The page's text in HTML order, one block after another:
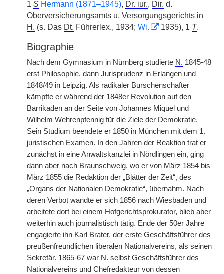
1 S Hermann (1871–1945), Dr. iur., Dir. d.
Oberversicherungsamts u. Versorgungsgerichts in
H. (s. Das Dt. Führerlex., 1934; Wi. 1935), 1 T.
Biographie
Nach dem Gymnasium in Nürnberg studierte N. 1845-48
erst Philosophie, dann Jurisprudenz in Erlangen und
1848/49 in Leipzig. Als radikaler Burschenschafter
kämpfte er während der 1848er Revolution auf den
Barrikaden an der Seite von Johannes Miquel und
Wilhelm Wehrenpfennig für die Ziele der Demokratie.
Sein Studium beendete er 1850 in München mit dem 1.
juristischen Examen. In den Jahren der Reaktion trat er
zunächst in eine Anwaltskanzlei in Nördlingen ein, ging
dann aber nach Braunschweig, wo er von März 1854 bis
März 1855 die Redaktion der „Blätter der Zeit“, des
„Organs der Nationalen Demokratie“, übernahm. Nach
deren Verbot wandte er sich 1856 nach Wiesbaden und
arbeitete dort bei einem Hofgerichtsprokurator, blieb aber
weiterhin auch journalistisch tätig. Ende der 50er Jahre
engagierte ihn Karl Brater, der erste Geschäftsführer des
preußenfreundlichen liberalen Nationalvereins, als seinen
Sekretär. 1865-67 war N. selbst Geschäftsführer des
Nationalvereins und Chefredakteur von dessen